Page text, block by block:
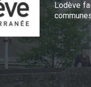
Lodève